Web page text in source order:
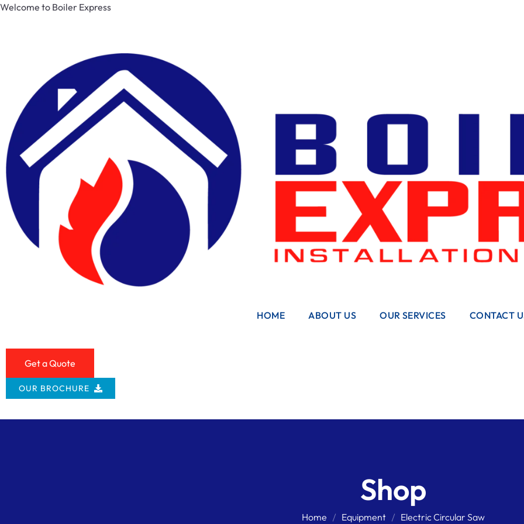
Welcome to Boiler Express
HOME ABOUT US OUR SERVICES CONTACT
Get a Quote
OUR BROCHURE
Shop
Home Equipment Electric Circular Saw